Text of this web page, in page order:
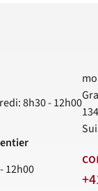
8h30 - 12h00
12h00